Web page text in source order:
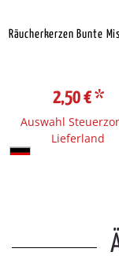
Räucherkerzen Bunte
2,50 €*
Auswahl
Lieferland